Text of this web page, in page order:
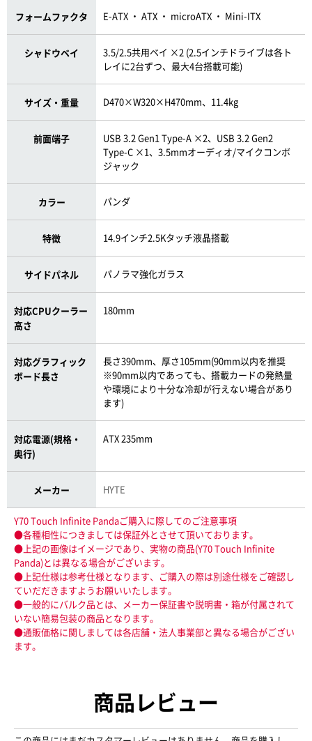
フォームファクタ E-ATX ・ ATX ・ microATX ・ Mini-ITX
シャドウベイ
3.5/2.5共用ベイ ×2 (2.5インチドライブは各ト
レイに2台ずつ、最大4台搭載可能)
サイズ・重量 D470×W320×H470mm、11.4kg
前面端子
USB 3.2 Gen1 Type-A ×2、USB 3.2 Gen2
Type-C ×1、3.5mmオーディオ/マイクコンボ
ジャック
カラー パンダ
特徴 14.9インチ2.5Kタッチ液晶搭載
サイドパネル パノラマ強化ガラス
対応CPUクーラー
高さ
180mm
対応グラフィック
ボード長さ
長さ390mm、厚さ105mm(90mm以内を推奨
※90mm以内であっても、搭載カードの発熱量
や環境により十分な冷却が行えない場合があり
ます)
対応電源(規格・
奥行)
ATX 235mm
メーカー HYTE
Y70 Touch Infinite Pandaご購入に際してのご注意事項
●各種相性につきましては保証外とさせて頂いております。
●上記の画像はイメージであり、実物の商品(Y70 Touch Infinite
Panda)とは異なる場合がございます。
●上記仕様は参考仕様となります、ご購入の際は別途仕様をご確認し
ていだだきますようお願いいたします。
●一般的にバルク品とは、メーカー保証書や説明書・箱が付属されて
いない簡易包装の商品となります。
●通販価格に関しましては各店舗・法人事業部と異なる場合がござい
ます。
商品レビュー